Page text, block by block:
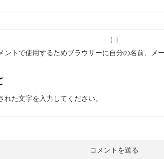
ントで使用するためブラウザーに自分の名前、メ
れた文字を入力してください。